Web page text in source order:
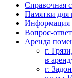
Справочная
Памятки для
Информация
Вопрос-ответ
Аренда
г.
в
г.